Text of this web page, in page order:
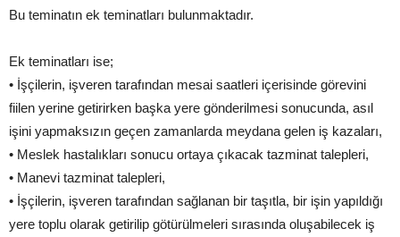
Bu teminatın ek teminatları bulunmaktadır.
Ek teminatları ise;
• İşçilerin, işveren tarafından mesai saatleri içerisinde görevini
fiilen yerine getirirken başka yere gönderilmesi sonucunda, asıl
işini yapmaksızın geçen zamanlarda meydana gelen iş kazaları,
• Meslek hastalıkları sonucu ortaya çıkacak tazminat talepleri,
• Manevi tazminat talepleri,
• İşçilerin, işveren tarafından sağlanan bir taşıtla, bir işin yapıldığı
yere toplu olarak getirilip götürülmeleri sırasında oluşabilecek iş